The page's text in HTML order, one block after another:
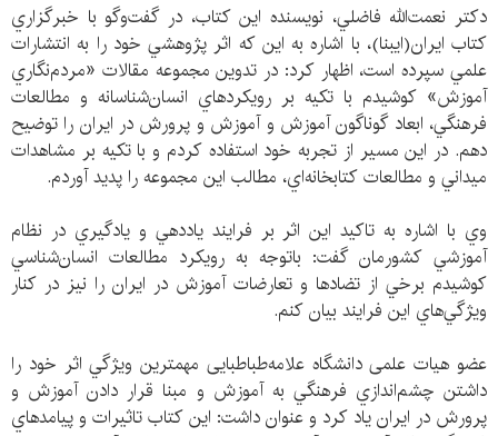
دكتر نعمت‌الله فاضلي، نويسنده اين كتاب، در گفت‌وگو با خبرگزاري
كتاب ايران(ايبنا)، با اشاره به اين كه اثر پژوهشي خود را به انتشارات
علمي سپرده است، ‌اظهار كرد: در تدوين مجموعه مقالات «مردم‌نگاري
آموزش» كوشيدم با تكيه بر رويكردهاي انسان‌شناسانه و مطالعات
فرهنگي، ابعاد گوناگون آموزش و آموزش و پرورش در ايران را توضيح
دهم. در اين مسير از تجربه خود استفاده كردم و با تكيه بر مشاهدات
ميداني و مطالعات كتابخانه‌اي، مطالب اين مجموعه را پديد آوردم.
وي با اشاره به تاكيد اين اثر بر فرايند ياددهي و يادگيري در نظام
آموزشي كشورمان گفت: باتوجه به رويكرد مطالعات انسان‌شناسي
كوشيدم برخي از تضادها و تعارضات آموزش در ايران را نيز در كنار
ويژگي‌هاي اين فرايند بيان كنم.
عضو هیات علمی دانشگاه علامه‌طباطبایی مهمترين ويژگي اثر خود را
داشتن چشم‌اندازي فرهنگي به آموزش و مبنا قرار دادن آموزش و
پرورش در ايران ياد كرد و عنوان داشت: اين كتاب تاثيرات و پيامدهاي